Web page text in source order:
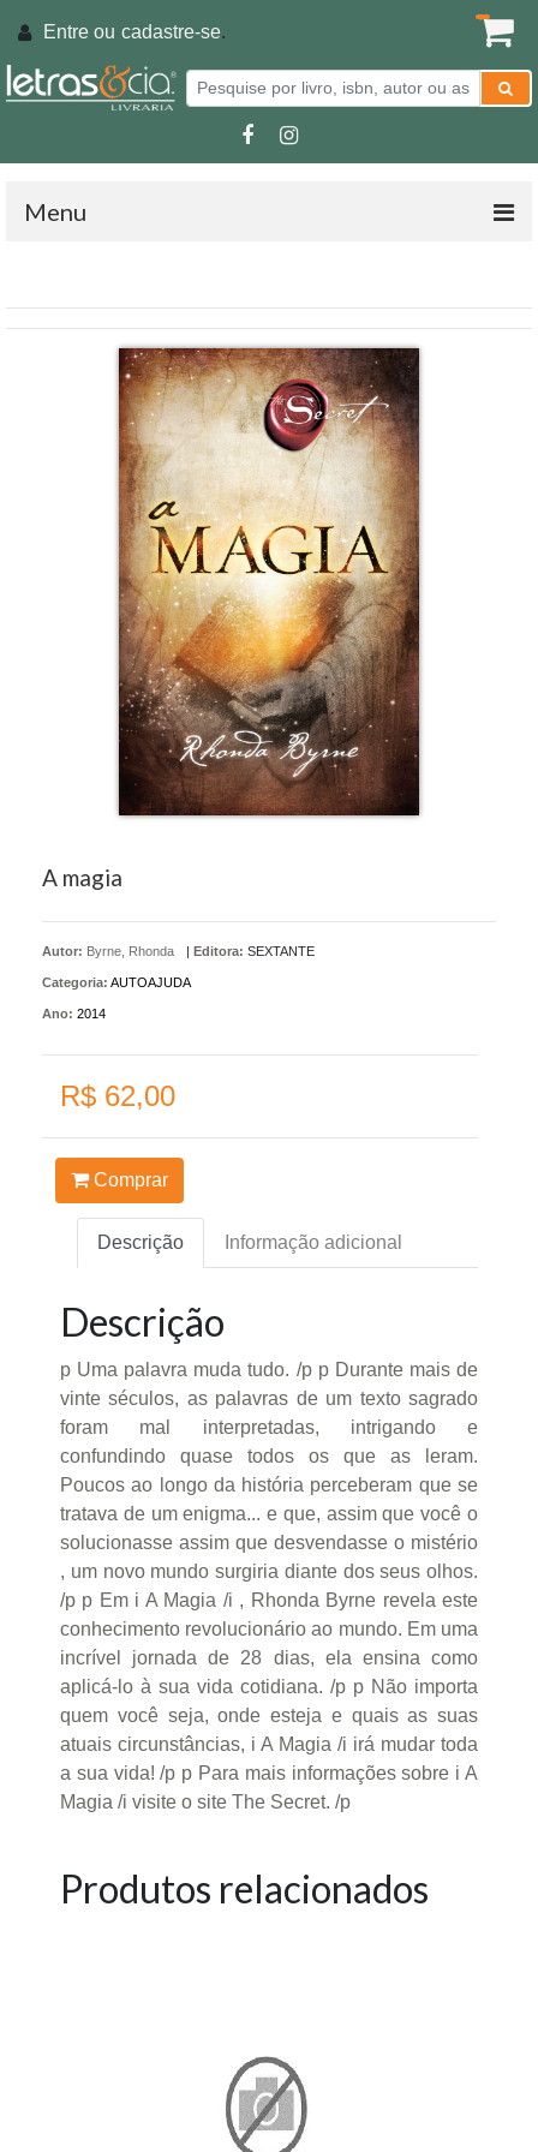
Entre ou cadastre-se.
Menu
A magia
Autor: Byrne, Rhonda Editora: SEXTANTE
Categoria: AUTOAJUDA
Ano: 2014
R$ 62,00
Comprar
Descrição Informação adicional
Descrição
p Uma palavra muda tudo. /p p Durante mais de
vinte séculos, as palavras de um texto sagrado
foram mal interpretadas, intrigando e
confundindo quase todos os que as leram.
Poucos ao longo da história perceberam que se
tratava de um enigma... e que, assim que você o
solucionasse assim que desvendasse o mistério
, um novo mundo surgiria diante dos seus olhos.
/p p Em i A Magia /i , Rhonda Byrne revela este
conhecimento revolucionário ao mundo. Em uma
incrível jornada de 28 dias, ela ensina como
aplicá-lo à sua vida cotidiana. /p p Não importa
quem você seja, onde esteja e quais as suas
atuais circunstâncias, i A Magia /i irá mudar toda
a sua vida! /p p Para mais informações sobre i A
Magia /i visite o site The Secret. /p
Produtos relacionados